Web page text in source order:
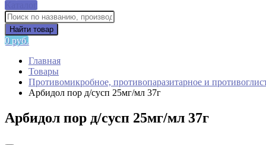
Найти товар
0 руб.
Главная
Товары
Противомикробное, противопаразитарное и
Арбидол пор д/сусп 25мг/мл 37г
Арбидол пор д/сусп 25мг/мл 37г